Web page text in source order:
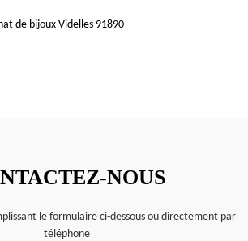
de bijoux Videlles 91890
NOUS
le formulaire ci-dessous ou directement par
téléphone